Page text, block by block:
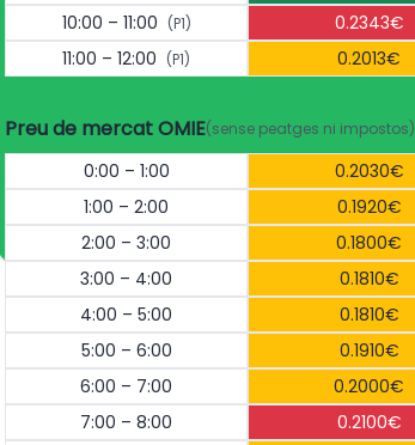
10:00 – 11:00 (P1)
0.2343€
11:00 – 12:00 (P1) 0.2013€
Preu de mercat OMIE(sense peatges ni impostos)
0:00 – 1:00
0.2030€
1:00 – 2:00
0.1920€
2:00 – 3:00
0.1800€
3:00 – 4:00
0.1810€
4:00 – 5:00
0.1810€
5:00 – 6:00
0.1910€
6:00 – 7:00
0.2000€
7:00 – 8:00
0.2100€